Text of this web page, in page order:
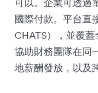
國際付款。平台直
CHATS），並覆蓋
協助財務團隊在同
地薪酬發放，以及